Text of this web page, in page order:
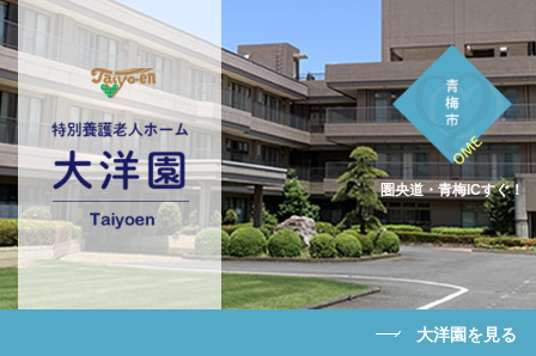
圏央道・青梅ICすぐ！
大洋園を見る